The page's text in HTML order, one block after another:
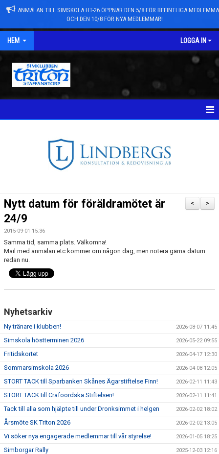
ANMÄLAN TILL SIMSKOLA HT-26 ÖPPNAR DEN 5/8 FÖR BEFINTLIGA
OCH DEN 10/8 FÖR NYA MEDLEMMAR!
HEM LOGGA IN
TRYGG TRITON
>
<
Nytt datum för föräldramötet är
24/9
2015-09-01 15:36
Samma tid, samma plats. Välkomna!
Mail med anmälan etc kommer om någon dag, men notera gärna datum
redan nu.
Nyhetsarkiv
Ny tränare i klubben! 2026-08-07 11:45
Simskola höstterminen 2026 2026-05-22 09:55
Fritidskortet 2026-04-17 12:30
Sommarsimskola 2026 2026-04-08 12:05
STORT TACK till Sparbanken Skånes Ägarstiftelse Finn! 2026-02-11 11:43
STORT TACK till Crafoordska Stiftelsen! 2026-02-11 11:41
Tack till alla som hjälpte till under Dronksimmet i helgen 2026-02-02 18:02
Årsmöte SK Triton 2026 2026-02-02 13:05
Vi söker nya engagerade medlemmar till vår styrelse! 2026-01-05 18:25
Simborgar Rally 2025-12-03 12:16